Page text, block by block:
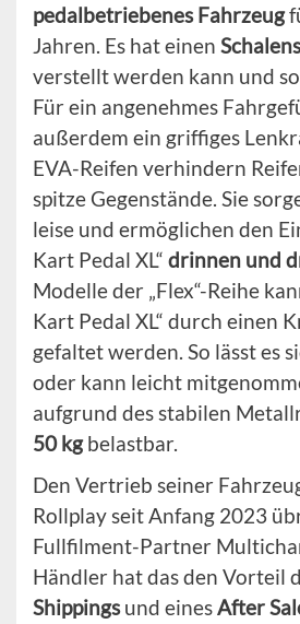
pedalbetriebenes Fahrzeug
Jahren. Es hat einen
verstellt werden kann und
Für ein angenehmes
außerdem ein griffiges
EVA-Reifen verhindern
spitze Gegenstände. Sie
leise und ermöglichen den
Kart Pedal XL“ drinnen und
Modelle der „Flex“-Reihe
Kart Pedal XL“ durch einen
gefaltet werden. So lässt es
oder kann leicht
aufgrund des stabilen
50 kgbelastbar.
Den Vertrieb seiner
Rollplay seit Anfang 2023
Fullfilment-Partner
Händler hat das den Vorteil
Shippingsund einesAfter